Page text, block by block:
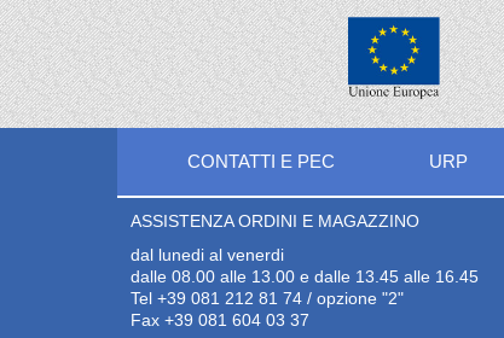
CONTATTI E PEC URP
ASSISTENZA ORDINI E MAGAZZINO
dal lunedi al venerdi
dalle 08.00 alle 13.00 e dalle 13.45 alle 16.45
Tel +39 081 212 81 74 / opzione "2"
Fax +39 081 604 03 37